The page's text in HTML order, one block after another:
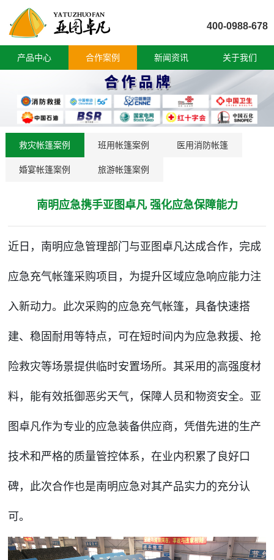
400-0988-678
产品中心 合作案例 新闻资讯 关于我们
救灾帐篷案例 班用帐篷案例 医用消防帐篷
婚宴帐篷案例 旅游帐篷案例
南明应急携手亚图卓凡 强化应急保障能力
近日，南明应急管理部门与亚图卓凡达成合作，完成
应急充气帐篷采购项目，为提升区域应急响应能力注
入新动力。 此次采购的应急充气帐篷，具备快速搭
建、稳固耐用等特点，可在短时间内为应急救援、抢
险救灾等场景提供临时安置场所。其采用的高强度材
料，能有效抵御恶劣天气，保障人员和物资安全。亚
图卓凡作为专业的应急装备供应商，凭借先进的生产
技术和严格的质量管控体系，在业内积累了良好口
碑，此次合作也是南明应急对其产品实力的充分认
可。